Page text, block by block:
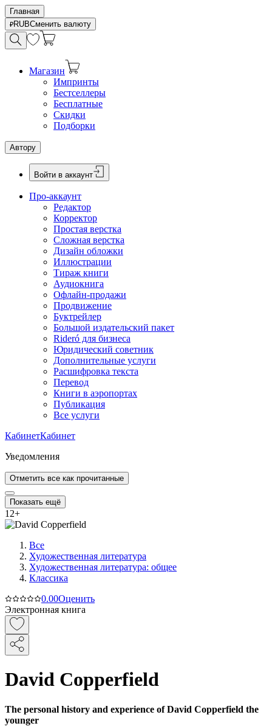
Главная
RUBСменить валюту
Магазин
Импринты
Бестселлеры
Бесплатные
Скидки
Подборки
Автору
Войти в аккаунт
Про-аккаунт
Редактор
Корректор
Простая верстка
Сложная верстка
Дизайн обложки
Иллюстрации
Тираж книги
Аудиокнига
Офлайн-продажи
Продвижение
Буктрейлер
Большой издательский пакет
Rideró для бизнеса
Юридический советник
Дополнительные услуги
Расшифровка текста
Перевод
Книги в аэропортах
Публикация
Все услуги
КабинетКабинет
Уведомления
Отметить все как прочитанные
Показать ещё
12+
Все
Художественная литература
Художественная литература: общее
Классика
0.00Оценить
Электронная книга
David Copperfield
The personal history and experience of David Copperfield the
younger